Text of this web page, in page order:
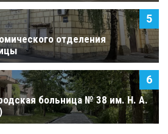
отделения
больница № 38 им. Н. А.